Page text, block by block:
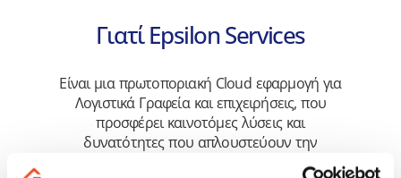
Γιατί Epsilon Services
Είναι μια πρωτοποριακή Cloud εφαρμογή για
Λογιστικά Γραφεία και επιχειρήσεις, που
προσφέρει καινοτόμες λύσεις και
δυνατότητες που απλουστεύουν την
καθημερινότητα, γλυτώνοντας χρόνο και